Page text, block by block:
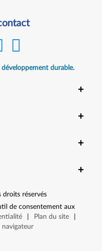
durable.
+
+
+
+
droits réservés
de consentement aux
Plan du site